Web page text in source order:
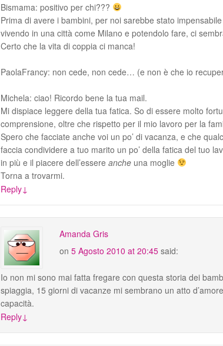
Bismama: positivo per chi???
Prima di avere i bambini, per noi sarebbe stato
vivendo in una città come Milano e potendolo fare, ci
Certo che la vita di coppia ci manca!
PaolaFrancy: non cede, non cede… (e non è che io
Michela: ciao! Ricordo bene la tua mail.
Mi dispiace leggere della tua fatica. So di essere molto
comprensione, oltre che rispetto per il mio lavoro per la
Spero che facciate anche voi un po’ di vacanza, e che
faccia condividere a tuo marito un po’ della fatica del tuo
in più e il piacere dell’essere anche una moglie
Torna a trovarmi.
Reply↓
Amanda Gris
on 5 Agosto 2010 at 20:45 said:
Io non mi sono mai fatta fregare con questa storia dei
spiaggia, 15 giorni di vacanze mi sembrano un atto
capacità.
Reply ↓